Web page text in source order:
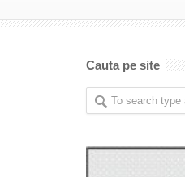
Cauta pe site